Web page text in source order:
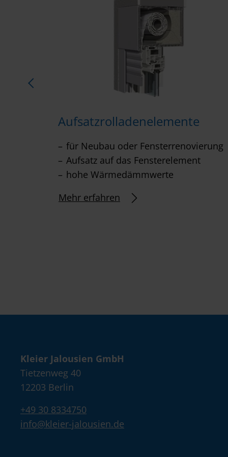
Aufsatzrolladenelemente
für Neubau oder Fensterrenovierung
Aufsatz auf das Fensterelement
hohe Wärmedämmwerte
Mehr erfahren
Kleier Jalousien GmbH
Tietzenweg 40
12203 Berlin
+49 30 8334750
info@kleier-jalousien.de